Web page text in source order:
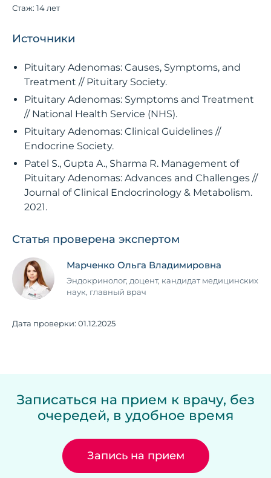
Стаж: 14 лет
Источники
Pituitary Adenomas: Causes, Symptoms, and
Treatment // Pituitary Society.
Pituitary Adenomas: Symptoms and Treatment
// National Health Service (NHS).
Pituitary Adenomas: Clinical Guidelines //
Endocrine Society.
Patel S., Gupta A., Sharma R. Management of
Pituitary Adenomas: Advances and Challenges //
Journal of Clinical Endocrinology & Metabolism.
2021.
Статья проверена экспертом
Марченко Ольга Владимировна
Эндокринолог, доцент, кандидат медицинских
наук, главный врач
Дата проверки: 01.12.2025
Записаться на прием к врачу, без
очередей, в удобное время
Запись на прием